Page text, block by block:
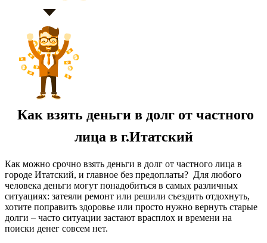
Как взять деньги в долг от частного
лица в г.Итатский
Как можно срочно взять деньги в долг от частного лица в
городе Итатский, и главное без предоплаты? Для любого
человека деньги могут понадобиться в самых различных
ситуациях: затеяли ремонт или решили съездить отдохнуть,
хотите поправить здоровье или просто нужно вернуть старые
долги – часто ситуации застают врасплох и времени на
поиски денег совсем нет.